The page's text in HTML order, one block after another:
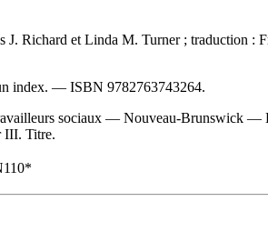
J. Richard et Linda M. Turner ; traduction :
index. — ISBN 9782763743264.
sociaux — Nouveau-Brunswick
III. Titre.